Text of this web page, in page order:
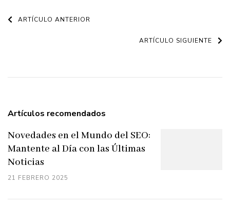
Navegación
ARTÍCULO ANTERIOR
ARTÍCULO SIGUIENTE
Artículos recomendados
21 FEBRERO 2025
Novedades en el Mundo del SEO:
Mantente al Día con las Últimas
Noticias